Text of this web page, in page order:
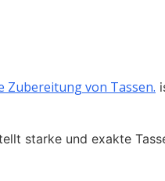
Zubereitung von Tassen.
starke und exakte